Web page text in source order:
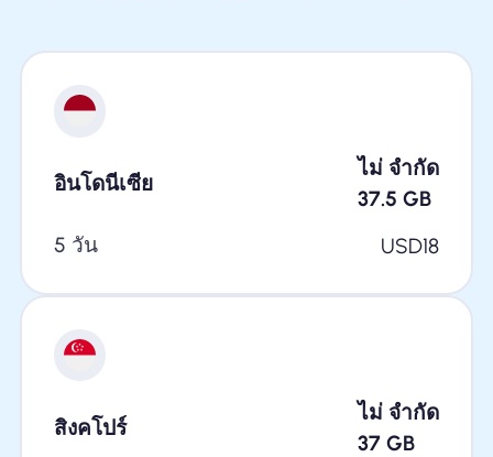
อินโดนีเซีย
ไม่ จำกัด
37.5 GB
5 วัน
USD18
สิงคโปร์
ไม่ จำกัด
37 GB